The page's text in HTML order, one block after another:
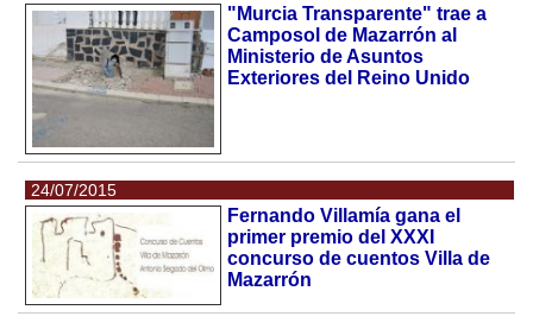
"Murcia Transparente" trae a
Camposol de Mazarrón al
Ministerio de Asuntos
Exteriores del Reino Unido
24/07/2015
Fernando Villamía gana el
primer premio del XXXI
concurso de cuentos Villa de
Mazarrón